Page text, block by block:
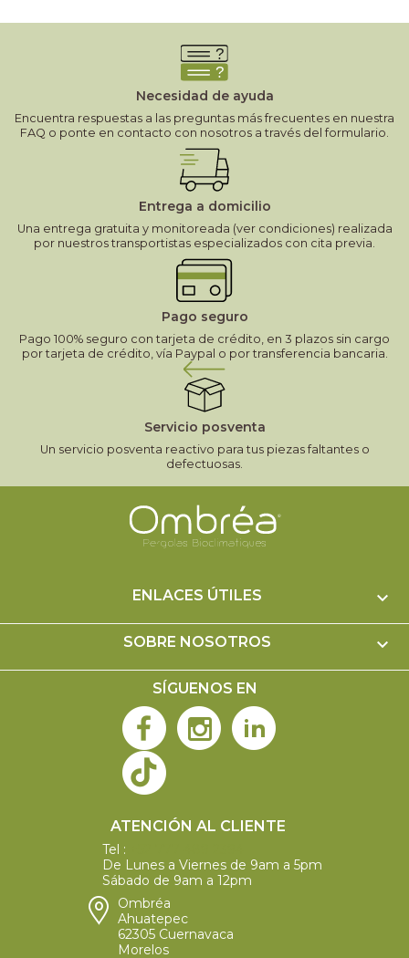
Necesidad de ayuda
Encuentra respuestas a las preguntas más frecuentes en nuestra
FAQ o ponte en contacto con nosotros a través del formulario.
Entrega a domicilio
Una entrega gratuita y monitoreada (ver condiciones) realizada
por nuestros transportistas especializados con cita previa.
Pago seguro
Pago 100% seguro con tarjeta de crédito, en 3 plazos sin cargo
por tarjeta de crédito, vía Paypal o por transferencia bancaria.
Servicio posventa
Un servicio posventa reactivo para tus piezas faltantes o
defectuosas.
ENLACES ÚTILES 
SOBRE NOSOTROS 
SÍGUENOS EN
ATENCIÓN AL CLIENTE
Tel :
De Lunes a Viernes de 9am a 5pm
Sábado de 9am a 12pm
Ombréa
Ahuatepec
62305 Cuernavaca
Morelos